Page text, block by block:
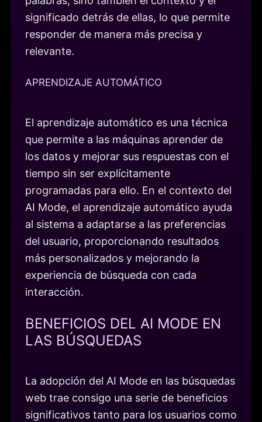
significado detrás de ellas, lo que permite
responder de manera más precisa y
relevante.
APRENDIZAJE AUTOMÁTICO
El aprendizaje automático es una técnica
que permite a las máquinas aprender de
los datos y mejorar sus respuestas con el
tiempo sin ser explícitamente
programadas para ello. En el contexto del
AI Mode, el aprendizaje automático ayuda
al sistema a adaptarse a las preferencias
del usuario, proporcionando resultados
más personalizados y mejorando la
experiencia de búsqueda con cada
interacción.
BENEFICIOS DEL AI MODE EN
LAS BÚSQUEDAS
La adopción del AI Mode en las búsquedas
web trae consigo una serie de beneficios
significativos tanto para los usuarios como